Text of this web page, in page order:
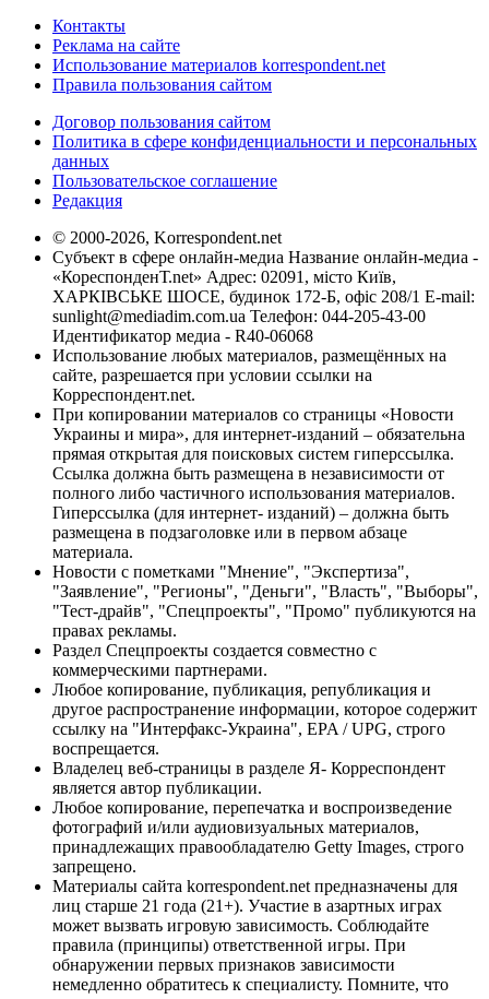
Контакты
Реклама на сайте
Использование материалов korrespondent.net
Правила пользования сайтом
Договор пользования сайтом
Политика в сфере конфиденциальности и персональных
данных
Пользовательское соглашение
Редакция
© 2000-2026, Korrespondent.net
Субъект в сфере онлайн-медиа Название онлайн-медиа -
«КореспонденТ.net» Адрес: 02091, місто Київ,
ХАРКІВСЬКЕ ШОСЕ, будинок 172-Б, офіс 208/1 E-mail:
sunlight@mediadim.com.ua Телефон: 044-205-43-00
Идентификатор медиа - R40-06068
Использование любых материалов, размещённых на
сайте, разрешается при условии ссылки на
Корреспондент.net.
При копировании материалов со страницы «Новости
Украины и мира», для интернет-изданий – обязательна
прямая открытая для поисковых систем гиперссылка.
Ссылка должна быть размещена в независимости от
полного либо частичного использования материалов.
Гиперссылка (для интернет- изданий) – должна быть
размещена в подзаголовке или в первом абзаце
материала.
Новости с пометками "Мнение", "Экспертиза",
"Заявление", "Регионы", "Деньги", "Власть", "Выборы",
"Тест-драйв", "Спецпроекты", "Промо" публикуются на
правах рекламы.
Раздел Спецпроекты создается совместно с
коммерческими партнерами.
Любое копирование, публикация, републикация и
другое распространение информации, которое содержит
ссылку на "Интерфакс-Украина", EPA / UPG, строго
воспрещается.
Владелец веб-страницы в разделе Я- Корреспондент
является автор публикации.
Любое копирование, перепечатка и воспроизведение
фотографий и/или аудиовизуальных материалов,
принадлежащих правообладателю Getty Images, строго
запрещено.
Материалы сайта korrespondent.net предназначены для
лиц старше 21 года (21+). Участие в азартных играх
может вызвать игровую зависимость. Соблюдайте
правила (принципы) ответственной игры. При
обнаружении первых признаков зависимости
немедленно обратитесь к специалисту. Помните, что